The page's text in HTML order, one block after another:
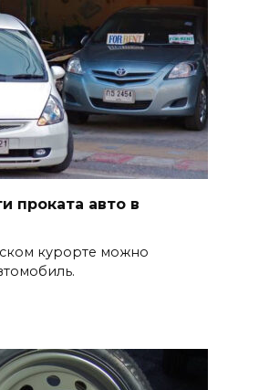
проката авто в
курорте можно